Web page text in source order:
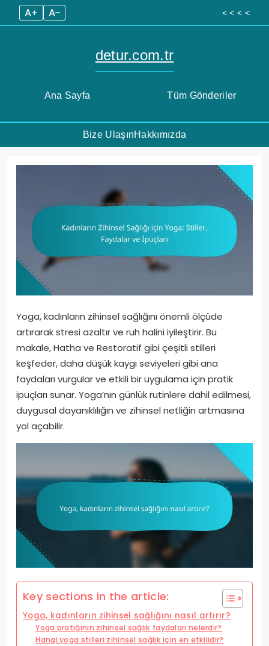
A+ A– < < < <
Ana Sayfa
detur.com.tr
Tüm Gönderiler
Bize UlaşınHakkımızda
Yoga, kadınların zihinsel sağlığını önemli ölçüde
artırarak stresi azaltır ve ruh halini iyileştirir. Bu
makale, Hatha ve Restoratif gibi çeşitli stilleri
keşfeder, daha düşük kaygı seviyeleri gibi ana
faydaları vurgular ve etkili bir uygulama için pratik
ipuçları sunar. Yoga’nın günlük rutinlere dahil edilmesi,
duygusal dayanıklılığın ve zihinsel netliğin artmasına
yol açabilir.
Key sections in the article:
Yoga, kadınların zihinsel sağlığını nasıl artırır?
Yoga pratiğinin zihinsel sağlık faydaları nelerdir?
Hangi yoga stilleri zihinsel sağlık için en etkilidir?